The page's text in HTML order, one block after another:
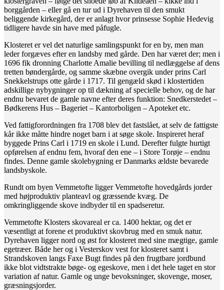
borggården – eller gå en tur ud i Dyrehaven til den smukt
beliggende kirkegård, der er anlagt hvor prinsesse Sophie Hedevig
tidligere havde sin have med påfugle.
Klosteret er vel det naturlige samlingspunkt for en by, men man
leder forgæves efter en landsby med gårde. Den har været der; men i
1696 fik dronning Charlotte Amalie bevilling til nedlæggelse af dens
tretten bøndergårde, og samme skæbne overgik under prins Carl
Snekkelstrups otte gårde i 1717. Til gengæld skød i klostertiden
adskillige nybygninger op til dækning af specielle behov, og de har
endnu bevaret de gamle navne efter deres funktion: Snedkerstedet –
Bødkerens Hus – Bageriet – Kantorboligen – Apoteket etc.
Ved fattigforordningen fra 1708 blev det fastslået, at selv de fattigste
kår ikke måtte hindre noget barn i at søge skole. Inspireret heraf
byggede Prins Carl i 1719 en skole i Lund. Derefter fulgte hurtigt
opførelsen af endnu fem, hvoraf den ene – i Store Torøje – endnu
findes. Denne gamle skolebygning er Danmarks ældste bevarede
landsbyskole.
Rundt om byen Vemmetofte ligger Vemmetofte hovedgårds jorder
med højproduktiv planteavl og græssende kvæg. De
omkringliggende skove indbyder til en spadseretur.
Vemmetofte Klosters skovareal er ca. 1400 hektar, og det er
væsentligt at forene et produktivt skovbrug med en smuk natur.
Dyrehaven ligger nord og øst for klosteret med sine mægtige, gamle
egetræer. Både her og i Vesterskov vest for klosteret samt i
Strandskoven langs Faxe Bugt findes på den frugtbare jordbund
ikke blot vidtstrakte bøge- og egeskove, men i det hele taget en stor
variation af natur. Gamle og unge bevoksninger, skovenge, moser,
græsningsjorder.